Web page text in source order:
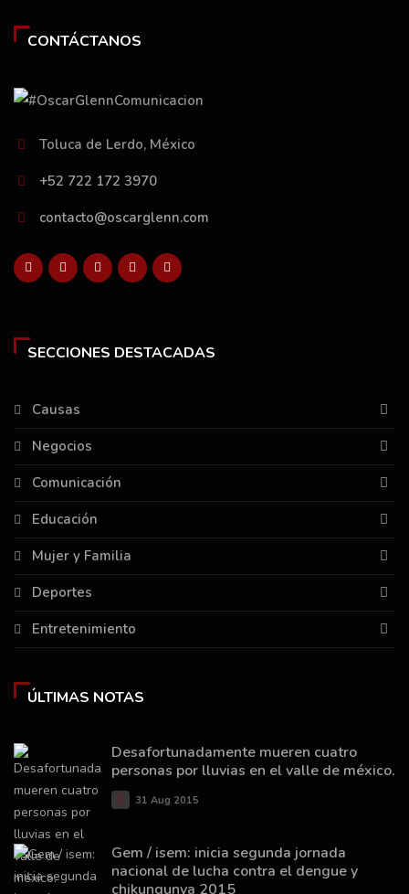
CONTÁCTANOS
Toluca de Lerdo, México
+52 722 172 3970
contacto@oscarglenn.com
SECCIONES DESTACADAS
Causas
Negocios
Comunicación
Educación
Mujer y Familia
Deportes
Entretenimiento
ÚLTIMAS NOTAS
Desafortunadamente mueren cuatro
personas por lluvias en el valle de méxico.
31 Aug 2015
Gem / isem: inicia segunda jornada
nacional de lucha contra el dengue y
chikungunya 2015